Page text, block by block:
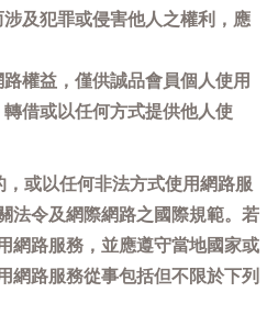
及犯罪或侵害他人之權利，應
權益，僅供誠品會員個人使用
借或以任何方式提供他人使
或以任何非法方式使用網路服
法令及網際網路之國際規範。若
網路服務，並應遵守當地國家或
網路服務從事包括但不限於下列